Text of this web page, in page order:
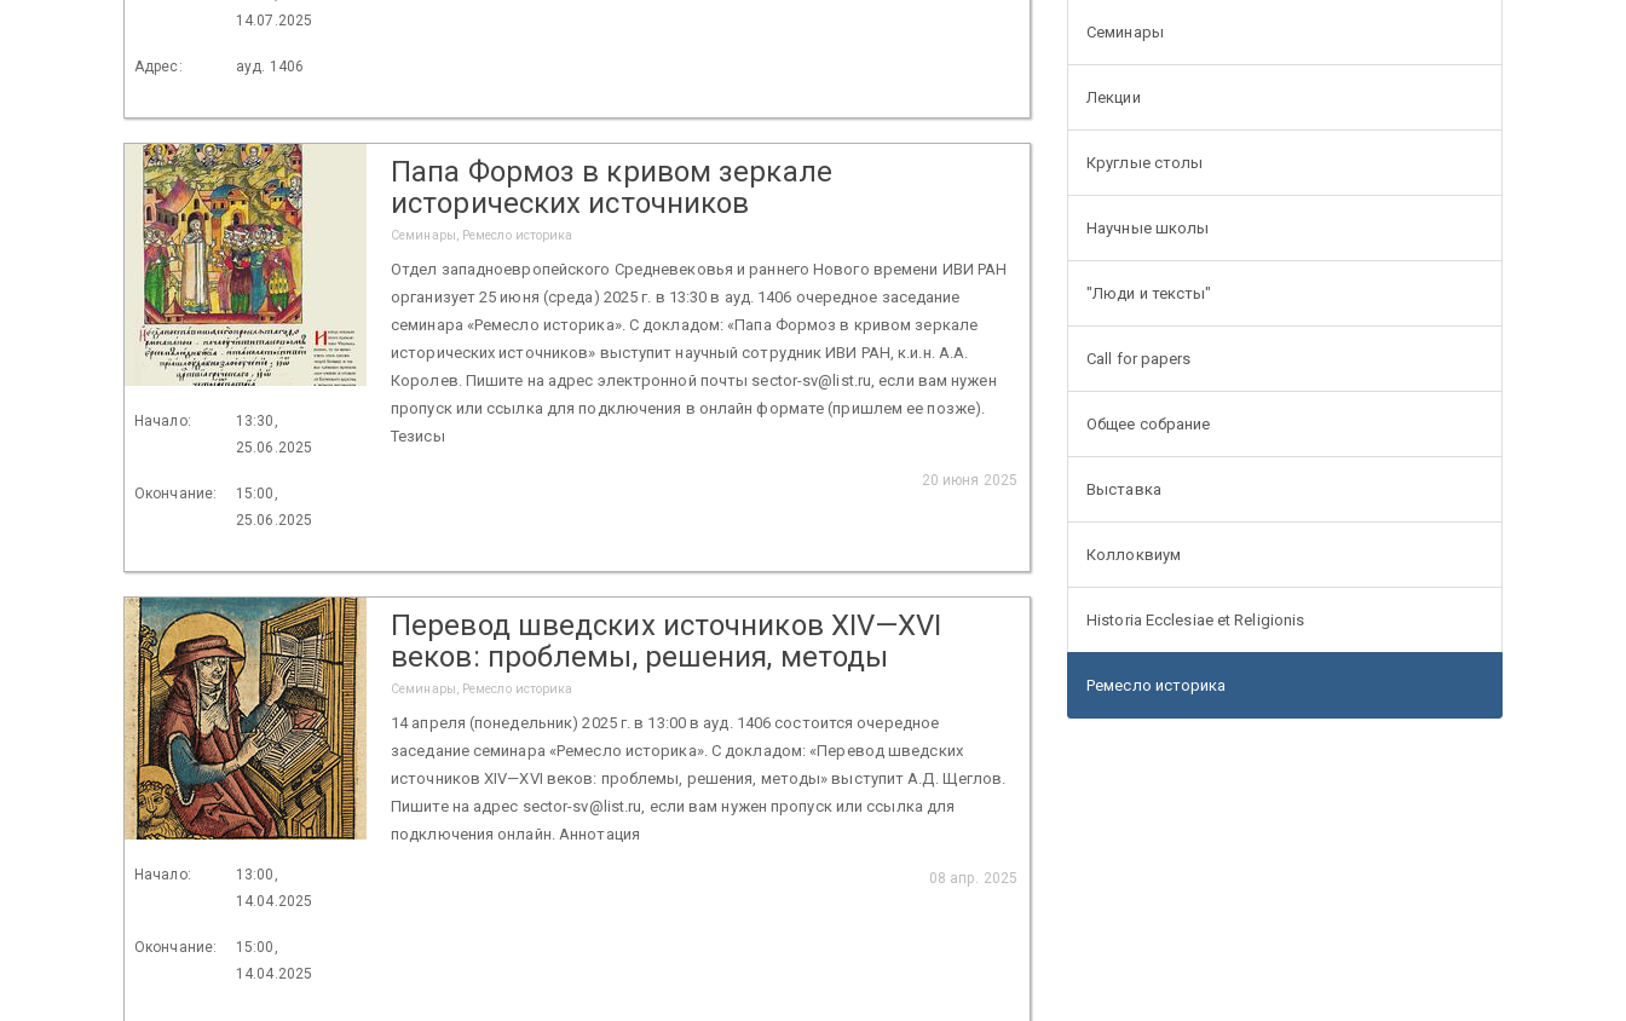
14.07.2025
Адрес: ауд. 1406
Начало:
13:30,
25.06.2025
Окончание:
15:00,
25.06.2025
Папа Формоз в кривом зеркале
исторических источников
Семинары, Ремесло историка
Отдел западноевропейского Средневековья и раннего Нового времени ИВИ РАН
организует 25 июня (среда) 2025 г. в 13:30 в ауд. 1406 очередное заседание
семинара «Ремесло историка». С докладом: «Папа Формоз в кривом зеркале
исторических источников» выступит научный сотрудник ИВИ РАН, к.и.н. А.А.
Королев. Пишите на адрес электронной почты sector-sv@list.ru, если вам нужен
пропуск или ссылка для подключения в онлайн формате (пришлем ее позже).
Тезисы
20 июня 2025
Начало:
13:00,
14.04.2025
Окончание:
15:00,
14.04.2025
Перевод шведских источников XIV—XVI
веков: проблемы, решения, методы
Семинары, Ремесло историка
14 апреля (понедельник) 2025 г. в 13:00 в ауд. 1406 состоится очередное
заседание семинара «Ремесло историка». С докладом: «Перевод шведских
источников XIV—XVI веков: проблемы, решения, методы» выступит А.Д. Щеглов.
Пишите на адрес sector-sv@list.ru, если вам нужен пропуск или ссылка для
подключения онлайн. Аннотация
08 апр. 2025
Семинары
Лекции
Круглые столы
Научные школы
"Люди и тексты"
Call for papers
Общее собрание
Выставка
Коллоквиум
Historia Ecclesiae et Religionis
Ремесло историка